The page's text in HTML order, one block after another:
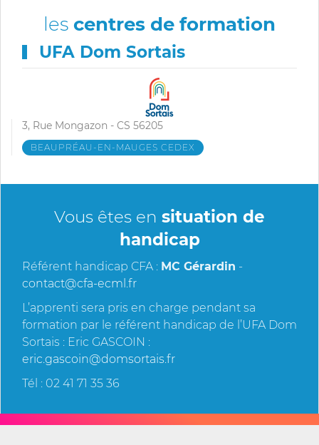
les centres de formation
UFA Dom Sortais
3, Rue Mongazon - CS 56205
BEAUPRÉAU-EN-MAUGES CEDEX
Vous êtes en situation de
handicap
Référent handicap CFA : MC Gérardin -
contact@cfa-ecml.fr
L’apprenti sera pris en charge pendant sa
formation par le référent handicap de l’UFA Dom
Sortais : Eric GASCOIN :
eric.gascoin@domsortais.fr
Tél : 02 41 71 35 36